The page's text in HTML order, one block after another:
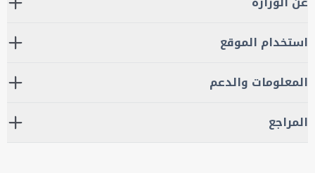
استخدام الموقع
المعلومات والدعم
المراجع